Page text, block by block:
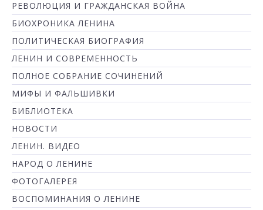
РЕВОЛЮЦИЯ И ГРАЖДАНСКАЯ ВОЙНА
БИОХРОНИКА ЛЕНИНА
ПОЛИТИЧЕСКАЯ БИОГРАФИЯ
ЛЕНИН И СОВРЕМЕННОСТЬ
ПОЛНОЕ СОБРАНИЕ СОЧИНЕНИЙ
МИФЫ И ФАЛЬШИВКИ
БИБЛИОТЕКА
НОВОСТИ
ЛЕНИН. ВИДЕО
НАРОД О ЛЕНИНЕ
ФОТОГАЛЕРЕЯ
ВОСПОМИНАНИЯ О ЛЕНИНЕ